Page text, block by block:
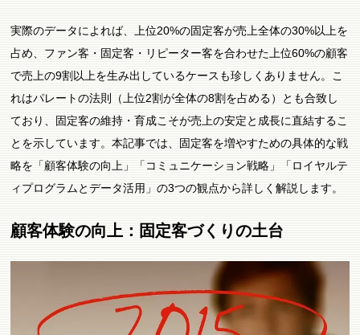
実際のデータによれば、上位20%の固定客が売上全体の30%以上を
占め、ファン客・固定客・リピーター客を合わせた上位60%の顧客
で売上の9割以上を生み出しているケースも珍しくありません。こ
れはパレートの法則（上位2割が全体の8割を占める）とも合致し
ており、固定客の維持・育成こそが売上の安定と成長に直結するこ
とを示しています。本記事では、固定客を増やすための具体的な戦
略を「顧客体験の向上」「コミュニケーション戦略」「ロイヤルテ
ィプログラムとデータ活用」の3つの観点から詳しく解説します。
顧客体験の向上：固定客づくりの土台